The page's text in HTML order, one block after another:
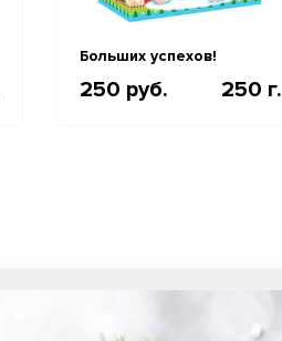
Больших успехов!
250 руб. 250 г.